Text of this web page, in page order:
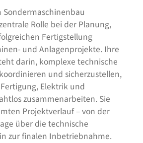
Rolle bei der Planung,
Fertigstellung
und Anlagenprojekte. Ihre
darin, komplexe technische
und sicherzustellen,
Elektrik und
zusammenarbeiten. Sie
Projektverlauf – von der
über die technische
zur finalen Inbetriebnahme.